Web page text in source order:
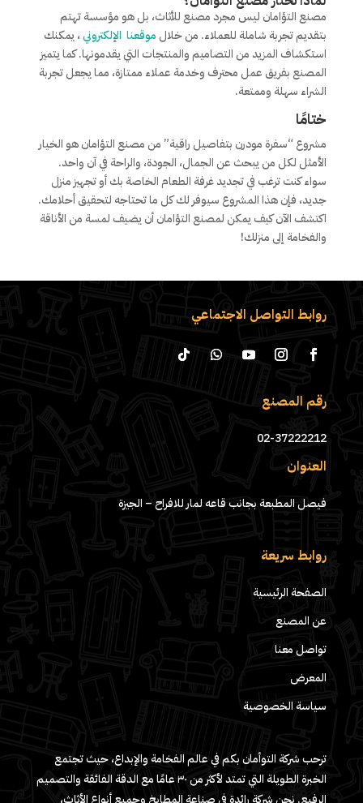
مصنع التؤامان ليس مجرد مصنع للأثاث، بل هو مؤسسة تهتم
بتقديم تجربة شاملة للعملاء. من خلال موقعنا الإلكتروني ، يمكنك
استكشاف المزيد من التصاميم والمنتجات التي يقدمونها. كما يتميز
المصنع بفريق عمل محترف وخدمة عملاء ممتازة، مما يجعل تجربة
الشراء سهلة وممتعة.
ختامًا
مشروع “سفرة مودرن بتفاصيل راقية” من مصنع التؤامان هو الخيار
الأمثل لكل من يبحث عن الجمال، الجودة، والراحة في آن واحد.
سواء كنت ترغب في تجديد غرفة الطعام الخاصة بك أو تجهيز منزل
جديد، فإن هذا المشروع سيوفر لك كل ما تحتاجه لتحقيق أحلامك.
اكتشف الآن كيف يمكن لمصنع التؤامان أن يضيف لمسة من الأناقة
والفخامة إلى منزلك!
روابط التواصل الاجتماعي
رقم المصنع
02-37222212
العنوان
فيصل المطبعة بجانب قاعه لمار للافراح – الجيزة
روابط سريعة
الصفحة الرئيسية
عن المصنع
تواصل معنا
المعرض
سياسة الخصوصية
ترحب شركة التوأمان بكم في عالم الفخامة والإبداع، حيث تجتمع
الخبرة الطويلة التي تمتد لأكثر من ٣٠ عامًا مع الدقة الفائقة والتصميم
الرفيع. نحن شركة رائدة في صناعة المطابخ وجميع أنواع الأثاث،